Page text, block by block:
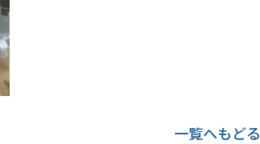
一覧へもどる